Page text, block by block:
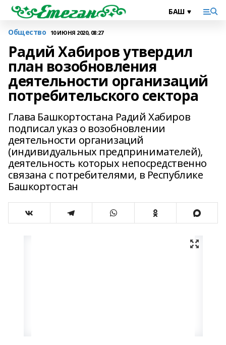
Общество 10 ИЮНЯ 2020, 08:27
Радий Хабиров утвердил
план возобновления
деятельности организаций
потребительского сектора
Глава Башкортостана Радий Хабиров
подписал указ о возобновлении
деятельности организаций
(индивидуальных предпринимателей),
деятельность которых непосредственно
связана с потребителями, в Республике
Башкортостан